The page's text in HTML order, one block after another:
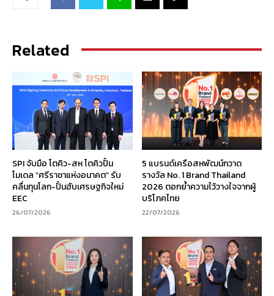
Related
SPI จับมือ โตคิว-สห โตคิวปั้น
โมเดล “ศรีราชาแห่งอนาคต” รับ
คลื่นทุนโลก-ปั้นฮับเศรษฐกิจใหม่
EEC
26/07/2026
5 แบรนด์เครือสหพัฒน์กวาด
รางวัล No. 1 Brand Thailand
2026 ตอกย้ำความไว้วางใจจากผู้
บริโภคไทย
22/07/2026